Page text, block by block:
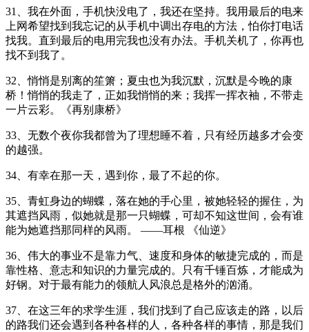
31、我在外面，手机快没电了，我还在坚持。我用最后的电来
上网希望找到我忘记的从手机中调出存电的方法，怕你打电话
找我。直到最后的电用完我也没有办法。手机关机了，你再也
找不到我了。
32、悄悄是别离的笙箫；夏虫也为我沉默，沉默是今晚的康
桥！悄悄的我走了，正如我悄悄的来；我挥一挥衣袖，不带走
一片云彩。《再别康桥》
33、无数个夜你我都曾为了理想睡不着，只有经历越多才会变
的越强。
34、有幸在那一天，遇到你，最了不起的你。
35、青虹身边的蝴蝶，落在她的手心里，被她轻轻的握住，为
其遮挡风雨，似她就是那一只蝴蝶，可却不知这世间，会有谁
能为她遮挡那同样的风雨。 ——耳根 《仙逆》
36、伟大的事业不是靠力气、速度和身体的敏捷完成的，而是
靠性格、意志和知识的力量完成的。只有千锤百炼，才能成为
好钢。对于最有能力的领航人风浪总是格外的汹涌。
37、在这三年的求学生涯，我们找到了自己应该走的路，以后
的路我们还会遇到各种各样的人，各种各样的事情，那是我们